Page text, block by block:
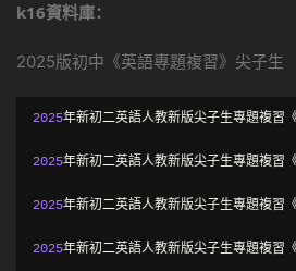
k16資料庫：
2025版初中《英語專題複習》尖子生
2025年新初二英語人教新版尖子生專題複習
2025年新初二英語人教新版尖子生專題複習
2025年新初二英語人教新版尖子生專題複習
2025年新初二英語人教新版尖子生專題複習